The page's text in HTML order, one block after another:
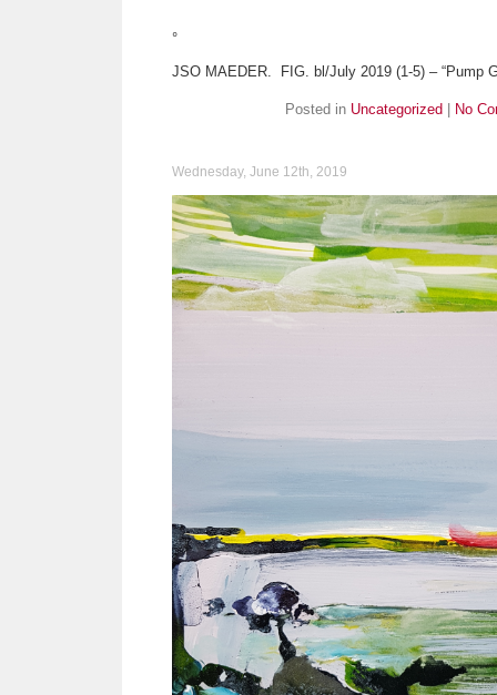
°
JSO MAEDER. FIG. bl/July 2019 (1-5) – “Pump
Posted in Uncategorized No
Wednesday, June 12th, 2019